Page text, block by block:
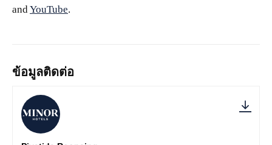
and YouTube.
ข้อมูลติดต่อ